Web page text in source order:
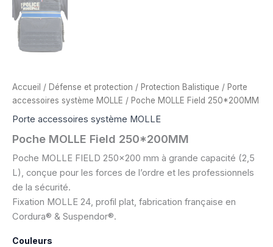
Accueil / Défense et protection / Protection Balistique / Porte
accessoires système MOLLE / Poche MOLLE Field 250*200MM
Porte accessoires système MOLLE
Poche MOLLE Field 250*200MM
Poche MOLLE FIELD 250×200 mm à grande capacité (2,5
L), conçue pour les forces de l’ordre et les professionnels
de la sécurité.
Fixation MOLLE 24, profil plat, fabrication française en
Cordura® & Suspendor®.
Couleurs